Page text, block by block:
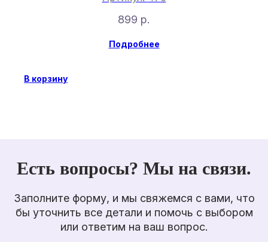
899 р.
Подробнее
В корзину
Есть вопросы? Мы на связи.
Заполните форму, и мы свяжемся с вами, что
бы уточнить все детали и помочь с выбором
или ответим на ваш вопрос.